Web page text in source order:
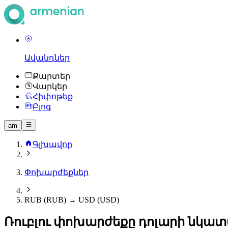
Ավանդներ
Քարտեր
Վարկեր
Հիփոթեք
Բլոգ
am
Գլխավոր
Փոխարժեքներ
RUB (RUB) → USD (USD)
Ռուբլու փոխարժեքը դոլարի